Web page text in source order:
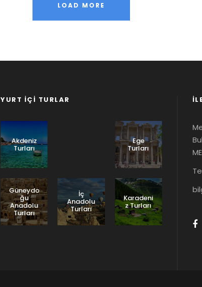
LOAD MORE
YURT İÇI TURLAR
Akdeniz
Turları
Ege
Turları
Güneydo
ğu
Anadolu
Turları
İç
Anadolu
Turları
Karadeni
z Turları